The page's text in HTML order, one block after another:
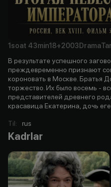
1soat 43min18+2003 Drama
В результате успешного
преждевременно признают
короновать в Москве. Братья
торжество. Их было восемь -
представителей древнего
красавица Екатерина, дочь
Til: rus
Kadrlar